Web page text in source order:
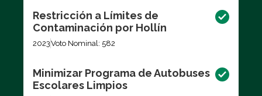
Restricción a Límites de
Contaminación por Hollín
2023Voto Nominal: 582
Minimizar Programa de Autobuses
Escolares Limpios